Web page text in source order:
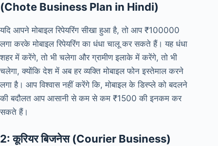
(Chote Business Plan in Hindi)
यदि आपने मोबाइल रिपेयरिंग सीखा हुआ है, तो आप ₹100000
लगा करके मोबाइल रिपेयरिंग का धंधा चालू कर सकते हैं। यह धंधा
शहर में करेंगे, तो भी चलेगा और ग्रामीण इलाके में करेंगे, तो भी
चलेगा, क्योंकि देश में अब हर व्यक्ति मोबाइल फोन इस्तेमाल करने
लगा है। आप विश्वास नहीं करेंगे कि, मोबाइल के डिस्प्ले को बदलने
की बदौलत आप आसानी से कम से कम ₹1500 की इनकम कर
सकते हैं।
2: कूरियर बिजनेस (Courier Business)